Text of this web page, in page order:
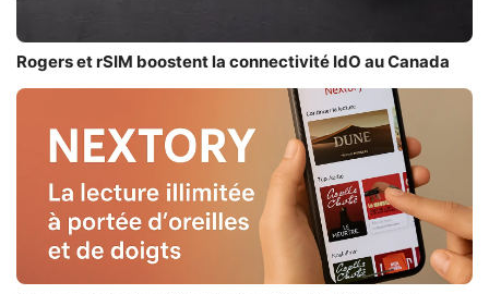
Rogers et rSIM boostent la connectivité IdO au Canada